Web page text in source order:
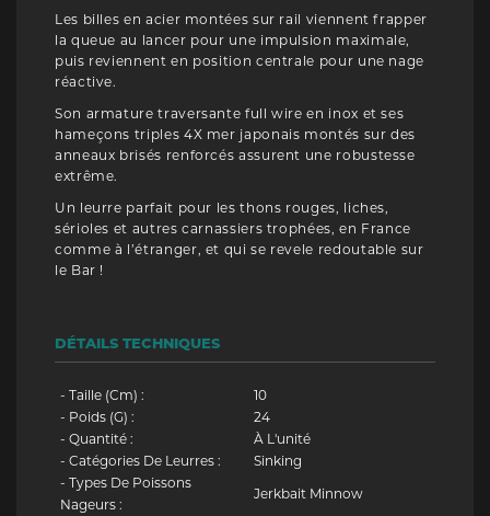
Les billes en acier montées sur rail viennent frapper
la queue au lancer pour une impulsion maximale,
puis reviennent en position centrale pour une nage
réactive.
Son armature traversante full wire en inox et ses
hameçons triples 4X mer japonais montés sur des
anneaux brisés renforcés assurent une robustesse
extrême.
Un leurre parfait pour les thons rouges, liches,
sérioles et autres carnassiers trophées, en France
comme à l’étranger, et qui se revele redoutable sur
le Bar !
DÉTAILS TECHNIQUES
- Taille (cm) :
10
- Poids (g) :
24
- Quantité :
À L'unité
- Catégories De Leurres :
Sinking
- Types De Poissons
Nageurs :
Jerkbait Minnow